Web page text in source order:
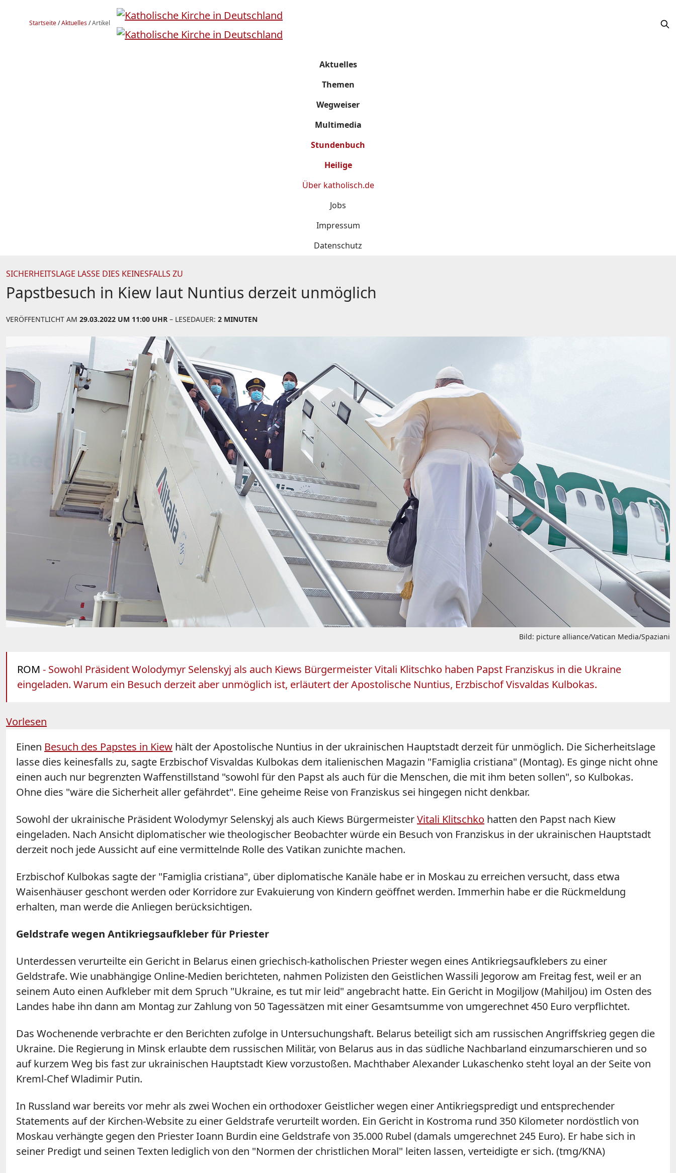
Startseite/Aktuelles/Artikel
Aktuelles
Themen
Wegweiser
Multimedia
Stundenbuch
Heilige
Über katholisch.de
Jobs
Impressum
Datenschutz
SICHERHEITSLAGE LASSE DIES KEINESFALLS ZU
Papstbesuch in Kiew laut Nuntius derzeit unmöglich
VERÖFFENTLICHT AM 29.03.2022 UM 11:00 UHR – LESEDAUER: 2 MINUTEN
Bild: picture alliance/Vatican Media/Spaziani
ROM - Sowohl Präsident Wolodymyr Selenskyj als auch Kiews Bürgermeister Vitali Klitschko haben Papst Franziskus in die Ukraine
eingeladen. Warum ein Besuch derzeit aber unmöglich ist, erläutert der Apostolische Nuntius, Erzbischof Visvaldas Kulbokas.
Vorlesen
Einen Besuch des Papstes in Kiew hält der Apostolische Nuntius in der ukrainischen Hauptstadt derzeit für unmöglich. Die Sicherheitslage
lasse dies keinesfalls zu, sagte Erzbischof Visvaldas Kulbokas dem italienischen Magazin "Famiglia cristiana" (Montag). Es ginge nicht ohne
einen auch nur begrenzten Waffenstillstand "sowohl für den Papst als auch für die Menschen, die mit ihm beten sollen", so Kulbokas.
Ohne dies "wäre die Sicherheit aller gefährdet". Eine geheime Reise von Franziskus sei hingegen nicht denkbar.
Sowohl der ukrainische Präsident Wolodymyr Selenskyj als auch Kiews BürgermeisterVitali Klitschko hatten den Papst nach Kiew
eingeladen. Nach Ansicht diplomatischer wie theologischer Beobachter würde ein Besuch von Franziskus in der ukrainischen Hauptstadt
derzeit noch jede Aussicht auf eine vermittelnde Rolle des Vatikan zunichte machen.
Erzbischof Kulbokas sagte der "Famiglia cristiana", über diplomatische Kanäle habe er in Moskau zu erreichen versucht, dass etwa
Waisenhäuser geschont werden oder Korridore zur Evakuierung von Kindern geöffnet werden. Immerhin habe er die Rückmeldung
erhalten, man werde die Anliegen berücksichtigen.
Geldstrafe wegen Antikriegsaufkleber für Priester
Unterdessen verurteilte ein Gericht in Belarus einen griechisch-katholischen Priester wegen eines Antikriegsaufklebers zu einer
Geldstrafe. Wie unabhängige Online-Medien berichteten, nahmen Polizisten den Geistlichen Wassili Jegorow am Freitag fest, weil er an
seinem Auto einen Aufkleber mit dem Spruch "Ukraine, es tut mir leid" angebracht hatte. Ein Gericht in Mogiljow (Mahiljou) im Osten des
Landes habe ihn dann am Montag zur Zahlung von 50 Tagessätzen mit einer Gesamtsumme von umgerechnet 450 Euro verpflichtet.
Das Wochenende verbrachte er den Berichten zufolge in Untersuchungshaft. Belarus beteiligt sich am russischen Angriffskrieg gegen die
Ukraine. Die Regierung in Minsk erlaubte dem russischen Militär, von Belarus aus in das südliche Nachbarland einzumarschieren und so
auf kurzem Weg bis fast zur ukrainischen Hauptstadt Kiew vorzustoßen. Machthaber Alexander Lukaschenko steht loyal an der Seite von
Kreml-Chef Wladimir Putin.
In Russland war bereits vor mehr als zwei Wochen ein orthodoxer Geistlicher wegen einer Antikriegspredigt und entsprechender
Statements auf der Kirchen-Website zu einer Geldstrafe verurteilt worden. Ein Gericht in Kostroma rund 350 Kilometer nordöstlich von
Moskau verhängte gegen den Priester Ioann Burdin eine Geldstrafe von 35.000 Rubel (damals umgerechnet 245 Euro). Er habe sich in
seiner Predigt und seinen Texten lediglich von den "Normen der christlichen Moral" leiten lassen, verteidigte er sich. (tmg/KNA)